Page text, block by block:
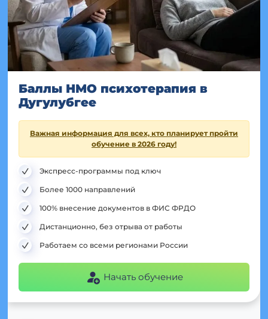
Баллы НМО психотерапия в
Дугулубгее
Важная информация для всех, кто планирует пройти
обучение в 2026 году!
Экспресс-программы под ключ
Более 1000 направлений
100% внесение документов в ФИС ФРДО
Дистанционно, без отрыва от работы
Работаем со всеми регионами России
Начать обучение